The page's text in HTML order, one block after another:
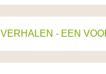
VERHALEN - EEN